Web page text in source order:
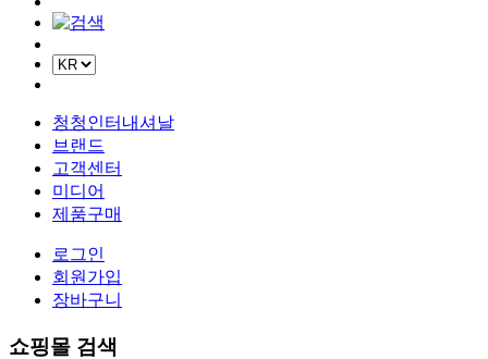
청청인터내셔날
브랜드
고객센터
미디어
제품구매
로그인
회원가입
장바구니
쇼핑몰 검색